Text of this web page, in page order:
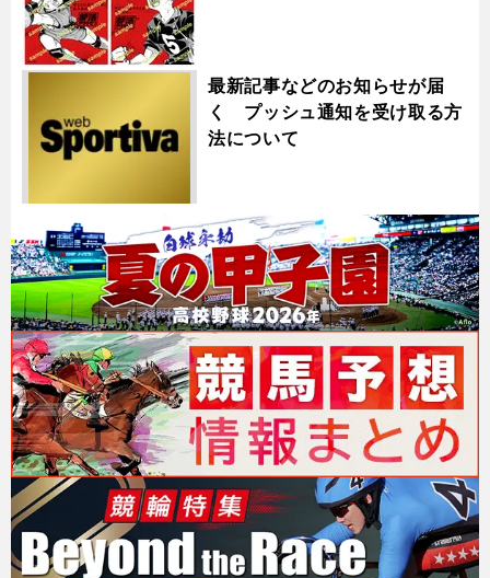
最新記事などのお知らせが届
く プッシュ通知を受け取る方
法について